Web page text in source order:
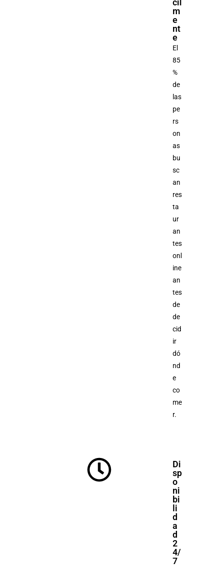
cil
m
e
nt
e
El
85
%
de
las
pe
rs
on
as
bu
sc
an
res
ta
ur
an
tes
onl
ine
an
tes
de
de
cid
ir
dó
nd
e
co
me
r.
Di
sp
o
ni
bi
li
d
a
d
2
4/
7